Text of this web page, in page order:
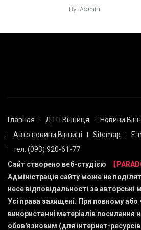
By Admin
Главная ДТП Вінниця Новини
Авто новини Вінниці
Sitemap
E-
тел. (093) 920-61-77
Сайт створено веб-студією
【
Адміністрація сайту може не
несе відповідальності за авторські
Усі права захищені. При повному
використанні матеріалів посилання
обов'язковим (для інтернет-